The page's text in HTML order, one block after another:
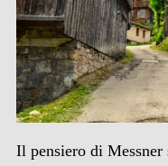
Il pensiero di